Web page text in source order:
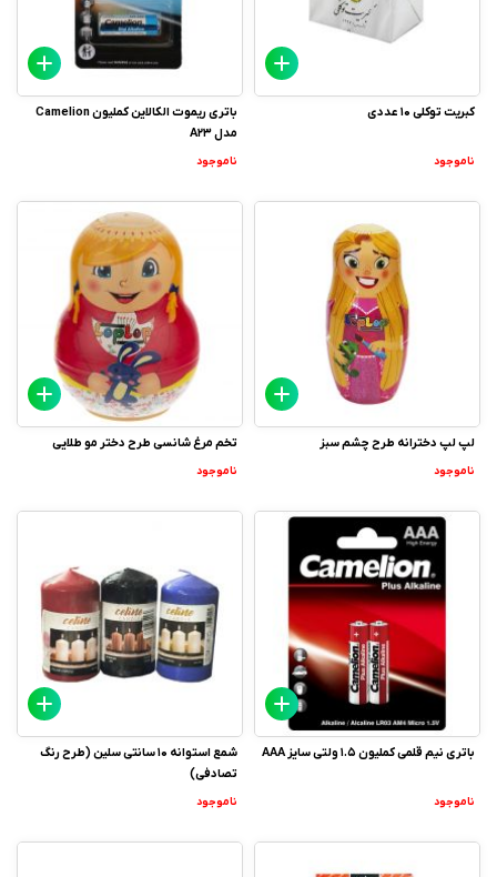
کبریت توکلی ۱۰ عددی
ناموجود
باتری ریموت الکالاین کملیون Camelion
مدل A23
ناموجود
لپ لپ دخترانه طرح چشم سبز
ناموجود
تخم مرغ شانسی طرح دختر مو طلایی
ناموجود
باتری نیم قلمی کملیون 1.5 ولتی سایز AAA
ناموجود
شمع استوانه 10 سانتی سلین (طرح رنگ
تصادفی)
ناموجود